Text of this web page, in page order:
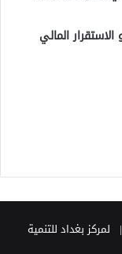
المالي
| لمركز بغداد للتنمية